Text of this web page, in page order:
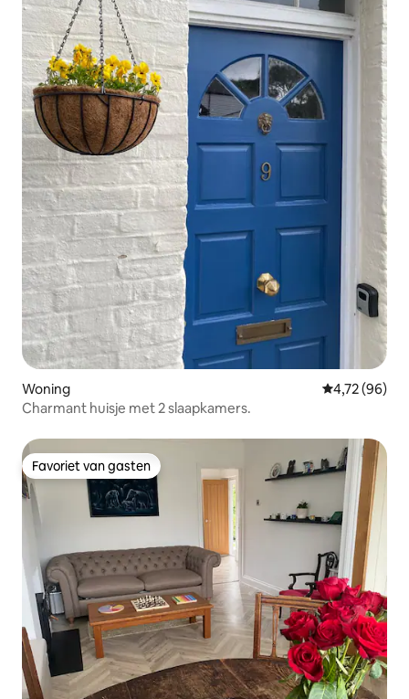
Woning Gemiddelde
4,72 (96)
Charmant huisje met 2 slaapkamers.
Favoriet van gasten
Favoriet van gasten